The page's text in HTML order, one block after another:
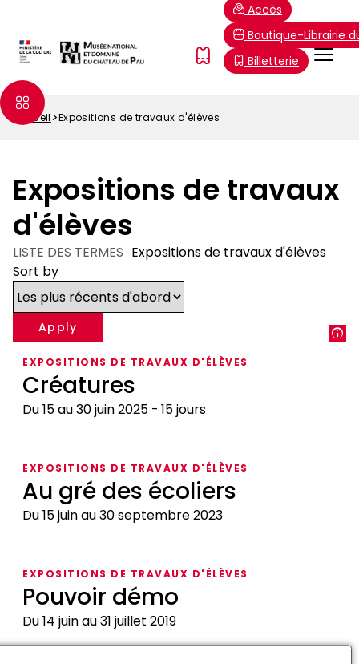
contenu
principal
Menu
FR
Accès
Boutique-Librairie
Billetterie
Fil
Accueil Expositions de travaux d'élèves
Expositions de travaux
d'élèves
LISTE DES TERMES Expositions de travaux d'élèves
Sort by
Créatures
Du 15 au 30 juin 2025 15 jours
EXPOSITIONS DE TRAVAUX D'ÉLÈVES
Au gré des écoliers
Du 15 juin au 30 septembre 2023
EXPOSITIONS DE TRAVAUX D'ÉLÈVES
des
écoliers
Pouvoir démo
Du 14 juin au 31 juillet 2019
EXPOSITIONS DE TRAVAUX D'ÉLÈVES
Pouvoir